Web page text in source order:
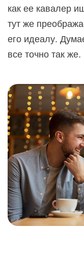
как ее кавалер
тут же
его идеалу.
все точно так же.